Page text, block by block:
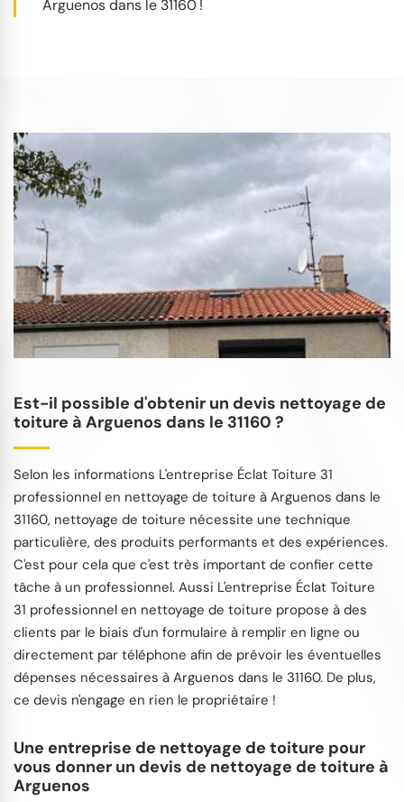
Arguenos dans le 31160 !
Est-il possible d'obtenir un devis nettoyage de
toiture à Arguenos dans le 31160 ?
Selon les informations L'entreprise Éclat Toiture 31
professionnel en nettoyage de toiture à Arguenos dans le
31160, nettoyage de toiture nécessite une technique
particulière, des produits performants et des expériences.
C'est pour cela que c'est très important de confier cette
tâche à un professionnel. Aussi L'entreprise Éclat Toiture
31 professionnel en nettoyage de toiture propose à des
clients par le biais d'un formulaire à remplir en ligne ou
directement par téléphone afin de prévoir les éventuelles
dépenses nécessaires à Arguenos dans le 31160. De plus,
ce devis n'engage en rien le propriétaire !
Une entreprise de nettoyage de toiture pour
vous donner un devis de nettoyage de toiture à
Arguenos